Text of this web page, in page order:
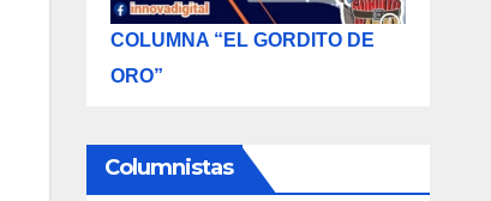
COLUMNA “EL GORDITO DE
ORO”
Columnistas